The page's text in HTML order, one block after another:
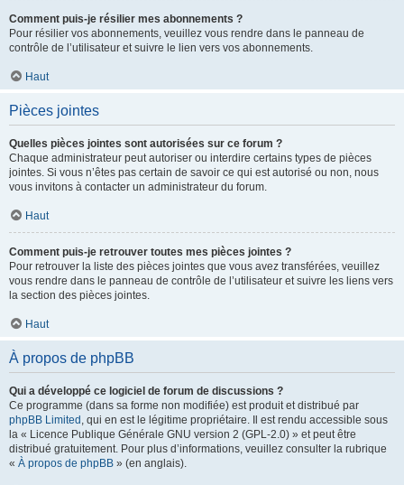
Comment puis-je résilier mes abonnements ?
Pour résilier vos abonnements, veuillez vous rendre dans le panneau de
contrôle de l’utilisateur et suivre le lien vers vos abonnements.
Haut
Pièces jointes
Quelles pièces jointes sont autorisées sur ce forum ?
Chaque administrateur peut autoriser ou interdire certains types de pièces
jointes. Si vous n’êtes pas certain de savoir ce qui est autorisé ou non, nous
vous invitons à contacter un administrateur du forum.
Haut
Comment puis-je retrouver toutes mes pièces jointes ?
Pour retrouver la liste des pièces jointes que vous avez transférées, veuillez
vous rendre dans le panneau de contrôle de l’utilisateur et suivre les liens vers
la section des pièces jointes.
Haut
À propos de phpBB
Qui a développé ce logiciel de forum de discussions ?
Ce programme (dans sa forme non modifiée) est produit et distribué par
phpBB Limited , qui en est le légitime propriétaire. Il est rendu accessible sous
la « Licence Publique Générale GNU version 2 (GPL-2.0) » et peut être
distribué gratuitement. Pour plus d’informations, veuillez consulter la rubrique
« À propos de phpBB » (en anglais).